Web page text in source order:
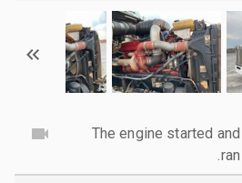
The engine started and
ran.